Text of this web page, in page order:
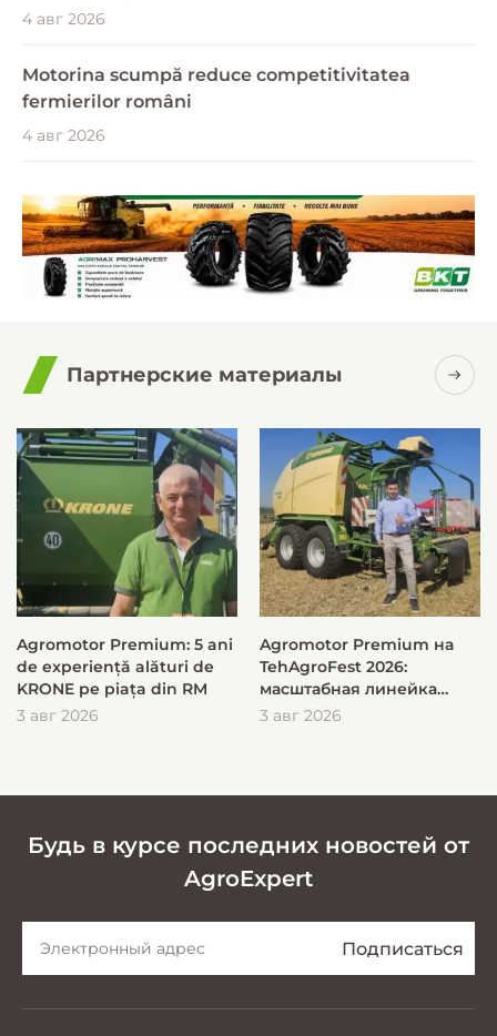
4 авг 2026
Motorina scumpă reduce competitivitatea
fermierilor români
4 авг 2026
Партнерские материалы
Agromotor Premium: 5 ani
de experiență alături de
KRONE pe piața din RM
3 авг 2026
Agromotor Premium на
TehAgroFest 2026:
масштабная линейка
KRONE для быстрой и
3 авг 2026
Будь в курсе последних новостей от
AgroExpert